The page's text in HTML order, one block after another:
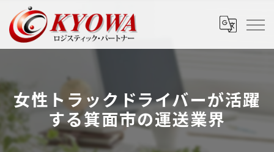
女性トラックドライバーが活躍
する箕面市の運送業界